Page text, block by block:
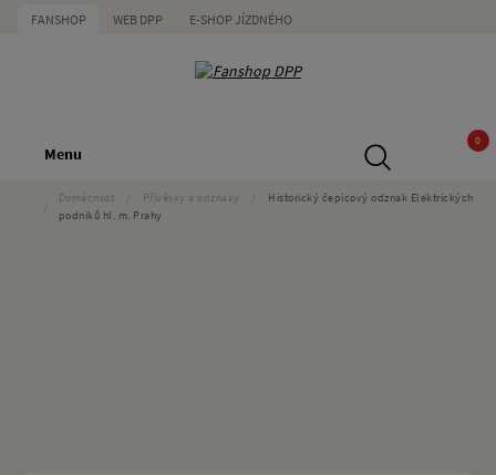
FANSHOP WEB DPP E-SHOP JÍZDNÉHO
Menu
0
Domácnost Přívěsky a odznaky
Historický čepicový odznak Elektrických
podniků hl. m. Prahy